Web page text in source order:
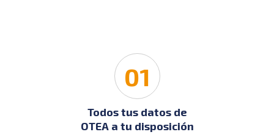
01
Todos tus datos de
OTEA a tu disposición